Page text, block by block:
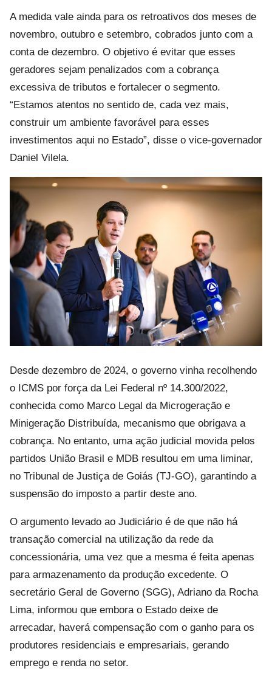
A medida vale ainda para os retroativos dos meses de
novembro, outubro e setembro, cobrados junto com a
conta de dezembro. O objetivo é evitar que esses
geradores sejam penalizados com a cobrança
excessiva de tributos e fortalecer o segmento.
“Estamos atentos no sentido de, cada vez mais,
construir um ambiente favorável para esses
investimentos aqui no Estado”, disse o vice-governador
Daniel Vilela.
Desde dezembro de 2024, o governo vinha recolhendo
o ICMS por força da Lei Federal nº 14.300/2022,
conhecida como Marco Legal da Microgeração e
Minigeração Distribuída, mecanismo que obrigava a
cobrança. No entanto, uma ação judicial movida pelos
partidos União Brasil e MDB resultou em uma liminar,
no Tribunal de Justiça de Goiás (TJ-GO), garantindo a
suspensão do imposto a partir deste ano.
O argumento levado ao Judiciário é de que não há
transação comercial na utilização da rede da
concessionária, uma vez que a mesma é feita apenas
para armazenamento da produção excedente. O
secretário Geral de Governo (SGG), Adriano da Rocha
Lima, informou que embora o Estado deixe de
arrecadar, haverá compensação com o ganho para os
produtores residenciais e empresariais, gerando
emprego e renda no setor.